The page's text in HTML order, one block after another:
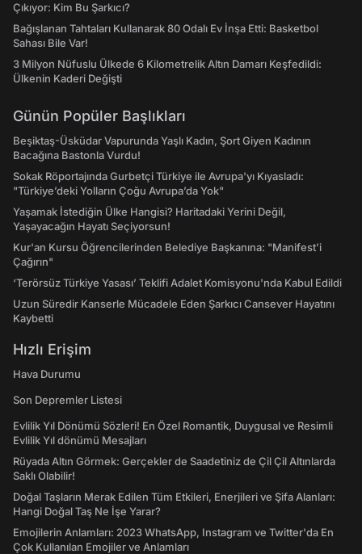
Çıkıyor: Kim Bu Şarkıcı?
Bağışlanan Tahtaları Kullanarak 80 Odalı Ev İnşa Etti: Basketbol
Sahası Bile Var!
3 Milyon Nüfuslu Ülkede 6 Kilometrelik Altın Damarı Keşfedildi:
Ülkenin Kaderi Değişti
Günün Popüler Başlıkları
Beşiktaş-Üsküdar Vapurunda Yaşlı Kadın, Şort Giyen Kadının
Bacağına Bastonla Vurdu!
Sokak Röportajında Gurbetçi Türkiye ile Avrupa'yı Kıyasladı:
"Türkiye’deki Yolların Çoğu Avrupa’da Yok"
Yaşamak İstediğin Ülke Hangisi? Haritadaki Yerini Değil,
Yaşayacağın Hayatı Seçiyorsun!
Kur'an Kursu Öğrencilerinden Belediye Başkanına: "Manifest’i
Çağırın"
‘Terörsüz Türkiye Yasası’ Teklifi Adalet Komisyonu'nda Kabul Edildi
Uzun Süredir Kanserle Mücadele Eden Şarkıcı Cansever Hayatını
Kaybetti
Hızlı Erişim
Hava Durumu
Son Depremler Listesi
Evlilik Yıl Dönümü Sözleri! En Özel Romantik, Duygusal ve Resimli
Evlilik Yıl dönümü Mesajları
Rüyada Altın Görmek: Gerçekler de Saadetiniz de Çil Çil Altınlarda
Saklı Olabilir!
Doğal Taşların Merak Edilen Tüm Etkileri, Enerjileri ve Şifa Alanları:
Hangi Doğal Taş Ne İşe Yarar?
Emojilerin Anlamları: 2023 WhatsApp, Instagram ve Twitter'da En
Çok Kullanılan Emojiler ve Anlamları